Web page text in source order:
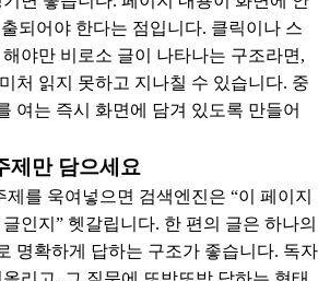
되어야 한다는 점입니다. 클릭이나 스
야만 비로소 글이 나타나는 구조라면,
처 읽지 못하고 지나칠 수 있습니다. 중
여는 즉시 화면에 담겨 있도록 만들어
제만 담으세요
를 욱여넣으면 검색엔진은 “이 페이지
인지” 헷갈립니다. 한 편의 글은 하나의
명확하게 답하는 구조가 좋습니다. 독자